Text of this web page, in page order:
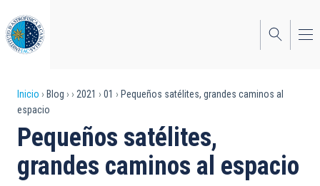
al
contenido
principal
Sobrescribir
enlaces
de
ayuda
Inicio Blog 2021 01
Pequeños satélites, grandes caminos al
espacio
Pequeños satélites,
grandes caminos al espacio